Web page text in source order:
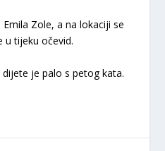
Zole, a na lokaciji se
u tijeku očevid.
je palo s petog kata.